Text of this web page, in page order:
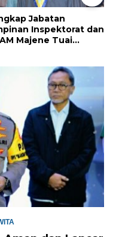
Jabatan
Inspektorat dan
Majene Tuai